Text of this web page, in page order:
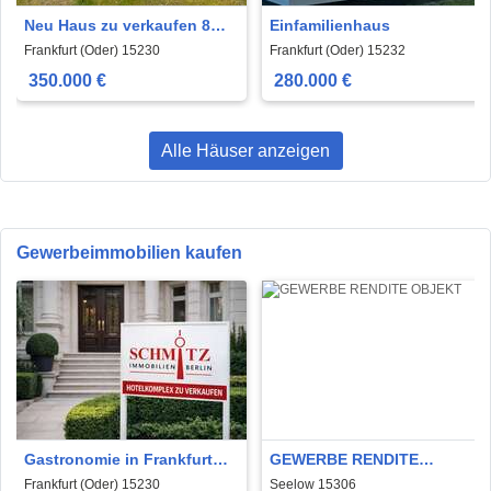
Neu Haus zu verkaufen 8
km von Frankfurt Oder
Frankfurt (Oder) 15230
350.000 €
Einfamilienhaus
Frankfurt (Oder) 15232
280.000 €
Alle Häuser anzeigen
Gewerbeimmobilien kaufen
Gastronomie in Frankfurt
(Oder) 1.499.000 € 2000 m²
Frankfurt (Oder) 15230
GEWERBE RENDITE
OBJEKT
Seelow 15306